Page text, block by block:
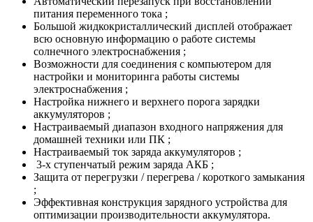
питания переменного тока ;
Большой жидкокристаллический дисплей отображает
всю основную информацию о работе системы
солнечного электроснабжения ;
Возможности для соединения с компьютером для
настройки и мониторинга работы системы
электроснабжения ;
Настройка нижнего и верхнего порога зарядки
аккумуляторов ;
Настраиваемый диапазон входного напряжения для
домашней техники или ПК ;
Настраиваемый ток заряда аккумуляторов ;
3-х ступенчатый режим заряда АКБ ;
Защита от перегрузки / перегрева / короткого замыкания
;
Эффективная конструкция зарядного устройства для
оптимизации производительности аккумулятора.